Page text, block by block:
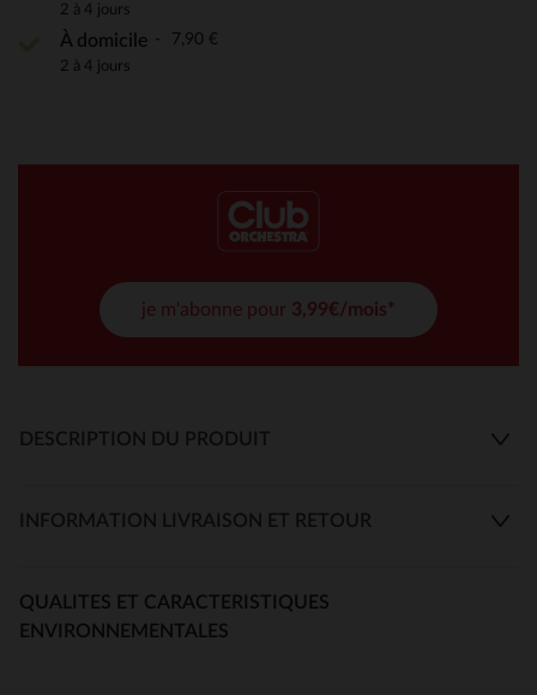
2 à 4 jours
À domicile 7,90 €
2 à 4 jours
je m'abonne pour 3,99€/mois*
DESCRIPTION DU PRODUIT
INFORMATION LIVRAISON ET RETOUR
QUALITES ET CARACTERISTIQUES
ENVIRONNEMENTALES